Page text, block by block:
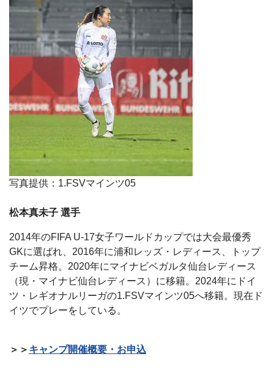
写真提供： 1.FSVマインツ05
松本真未子 選手
2014年のFIFA U-17女子ワールドカップでは大会最優秀
GKに選ばれ、2016年に浦和レッズ・レディース、トップ
チーム昇格。 2020年にマイナビベガルタ仙台レディース
（現・マイナビ仙台レディース）に移籍。 2024年にドイ
ツ・レギオナルリーガの1.FSVマインツ05へ移籍。現在ド
イツでプレーをしている。
＞＞ キャンプ開催概要・お申込